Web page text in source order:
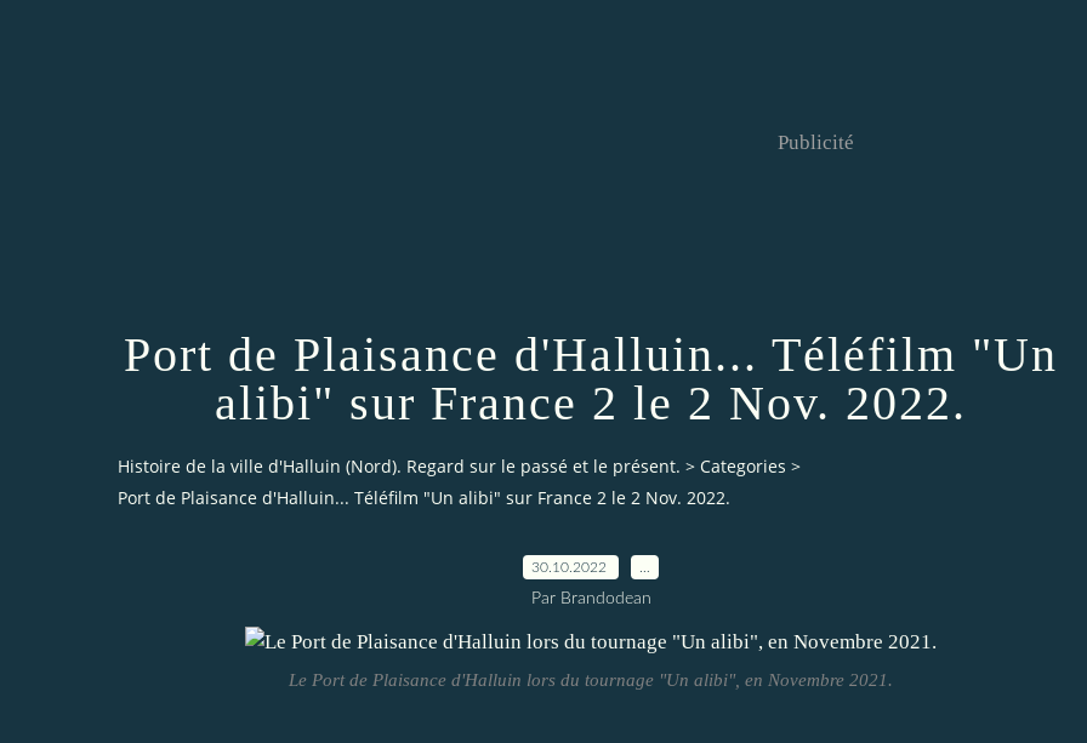
Publicité
Port de Plaisance d'Halluin... Téléfilm "Un
alibi" sur France 2 le 2 Nov. 2022.
Histoire de la ville d'Halluin (Nord). Regard sur le passé et le présent. > Categories >
Port de Plaisance d'Halluin... Téléfilm "Un alibi" sur France 2 le 2 Nov. 2022.
30.10.2022
Par Brandodean
Le Port de Plaisance d'Halluin lors du tournage "Un alibi", en Novembre 2021.